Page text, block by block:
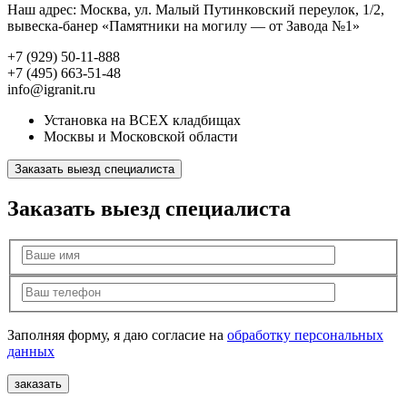
Наш адрес: Москва, ул. Малый Путинковский переулок, 1/2,
вывеска-банер «Памятники на могилу — от Завода №1»
+7 (929) 50-11-888
+7 (495) 663-51-48
info@igranit.ru
Установка на ВСЕХ кладбищах
Москвы и Московской области
Заказать выезд специалиста
Заказать выезд специалиста
Заполняя форму, я даю согласие на обработку персональных
данных